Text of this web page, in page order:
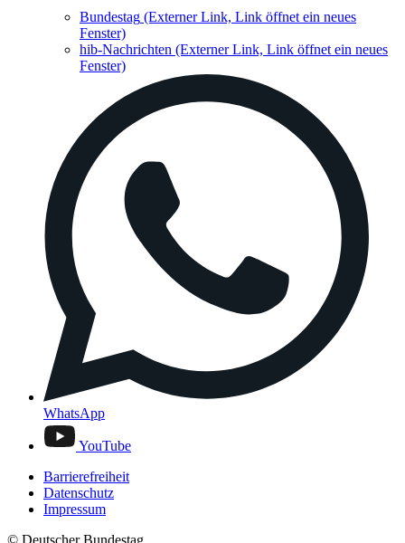
Bundestag (Externer Link, Link öffnet ein neues
Fenster)
hib-Nachrichten (Externer Link, Link öffnet ein neues
Fenster)
WhatsApp
YouTube
Barrierefreiheit
Datenschutz
Impressum
© Deutscher Bundestag